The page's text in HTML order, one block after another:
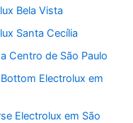
Bela Vista
Santa Cecília
Centro de São Paulo
Electrolux em
Electrolux em São